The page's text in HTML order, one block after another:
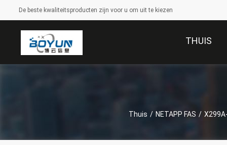
De beste kwaliteitsproducten zijn voor u om uit te kiezen
THUIS
Thuis / NETAPP FAS /